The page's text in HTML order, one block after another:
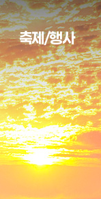
축제/행사